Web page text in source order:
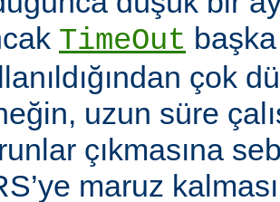
TimeOut
çok
uzun süre
çıkmasına
maruz